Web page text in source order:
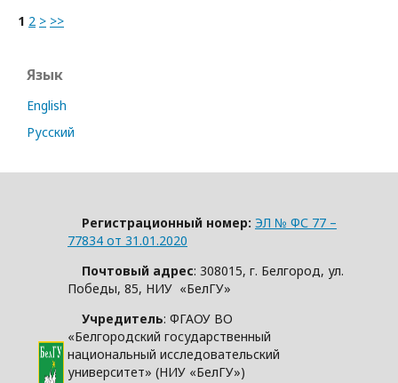
1 2 > >>
Язык
English
Русский
Регистрационный номер: ЭЛ № ФС 77 –
77834 от 31.01.2020
Почтовый адрес: 308015, г. Белгород, ул.
Победы, 85, НИУ «БелГУ»
Учредитель: ФГАОУ ВО
«Белгородский государственный
национальный исследовательский
университет» (НИУ «БелГУ»)